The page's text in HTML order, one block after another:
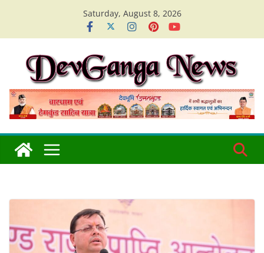
content
Saturday, August 8, 2026